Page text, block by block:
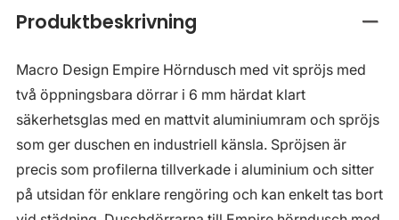
Produktbeskrivning
Macro Design Empire Hörndusch med vit spröjs med
två öppningsbara dörrar i 6 mm härdat klart
säkerhetsglas med en mattvit aluminiumram och spröjs
som ger duschen en industriell känsla. Spröjsen är
precis som profilerna tillverkade i aluminium och sitter
på utsidan för enklare rengöring och kan enkelt tas bort